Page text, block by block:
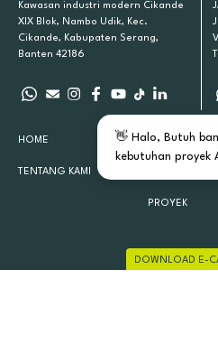
Kawasan industri modern Cikande
XIX Blok, Nambo Udik, Kec.
Cikande, Kabupaten Serang,
Banten 42186
HOME
TENTANG KAMI
PRODUK KAMI
PROYEK
DOWNLOAD E-
👋 Halo, Butuh
kebutuhan proyek